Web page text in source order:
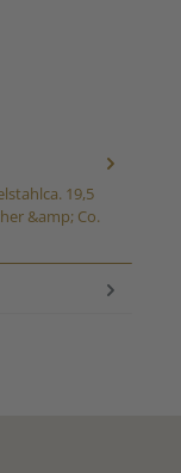
19,5
&amp; Co.